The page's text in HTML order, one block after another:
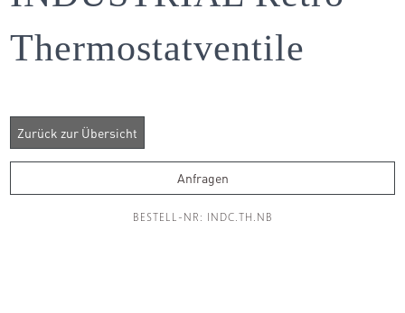
Duscharmaturen
Duschen
Thermostatventile
Anfragen
BESTELL-NR: INDC.TH.NB